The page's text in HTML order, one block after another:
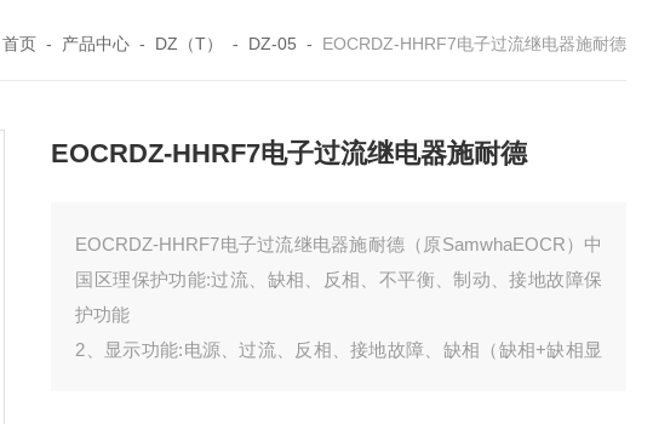
首页 - 产品中心 - DZ（T） - DZ-05 - EOCRDZ-HHRF7电子过流继电器施耐德
EOCRDZ-HHRF7电子过流继电器施耐德
EOCRDZ-HHRF7电子过流继电器施耐德（原SamwhaEOCR）中
国区理保护功能:过流、缺相、反相、不平衡、制动、接地故障保
护功能
2、显示功能:电源、过流、反相、接地故障、缺相（缺相+缺相显